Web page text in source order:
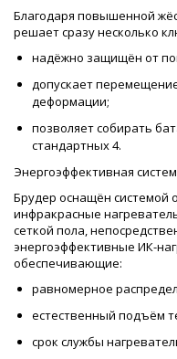
Благодаря повышенной
решает сразу несколько
надёжно защищён от
допускает
деформации;
позволяет собирать
стандартных 4.
Энергоэффективная
Брудер оснащён системой
инфракрасные
сеткой пола,
энергоэффективные ИК-
обеспечивающие:
равномерное
естественный подъём
срок службы